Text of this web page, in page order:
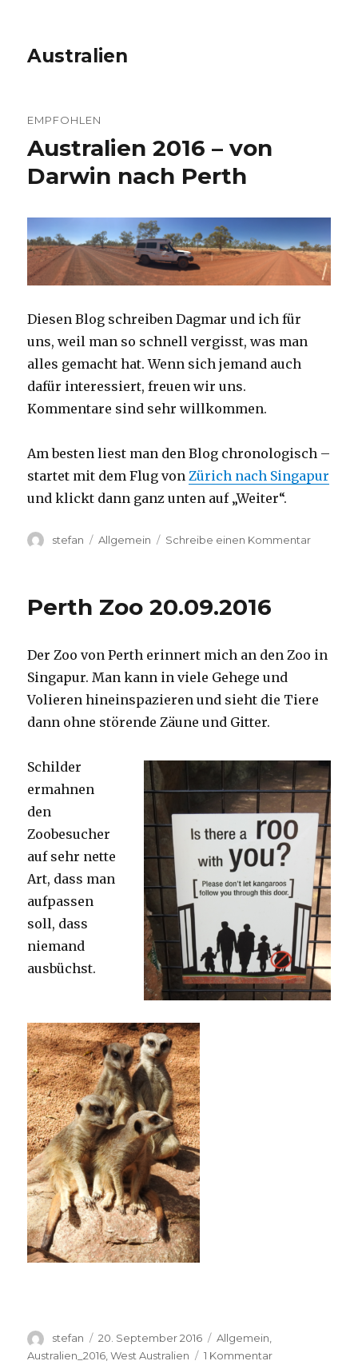
Australien
EMPFOHLEN
Australien 2016 – von
Darwin nach Perth
Diesen Blog schreiben Dagmar und ich für
uns, weil man so schnell vergisst, was man
alles gemacht hat. Wenn sich jemand auch
dafür interessiert, freuen wir uns.
Kommentare sind sehr willkommen.
Am besten liest man den Blog chronologisch –
startet mit dem Flug vonZürich nach Singapur
und klickt dann ganz unten auf „Weiter“.
Autor
stefan Kategorien
Allgemein Schreibe einen Kommentarzu
Perth
Perth Zoo 20.09.2016
Der Zoo von Perth erinnert mich an den Zoo in
Singapur. Man kann in viele Gehege und
Volieren hineinspazieren und sieht die Tiere
dann ohne störende Zäune und Gitter.
Schilder
ermahnen
den
Zoobesucher
auf sehr nette
Art, dass man
aufpassen
soll, dass
niemand
ausbüchst.
Autor
stefan
Veröffentlicht
am
20. September 2016 Kategorien
Allgemein,
Australien_2016 ,West Australien 1 Kommentarzu